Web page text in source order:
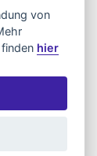
media s.r.o.
von
hier